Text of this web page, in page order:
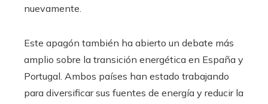
nuevamente.
Este apagón también ha abierto un debate más
amplio sobre la transición energética en España y
Portugal. Ambos países han estado trabajando
para diversificar sus fuentes de energía y reducir la